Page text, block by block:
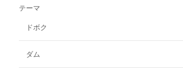
テーマ
ドボク
ダム